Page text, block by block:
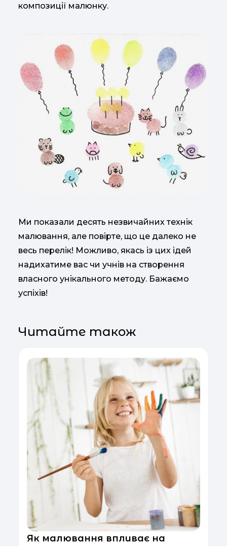
композиції малюнку.
Ми показали десять незвичайних технік
малювання, але повірте, що це далеко не
весь перелік! Можливо, якась із цих ідей
надихатиме вас чи учнів на створення
власного унікального методу. Бажаємо
успіхів!
Читайте також
Як малювання впливає на